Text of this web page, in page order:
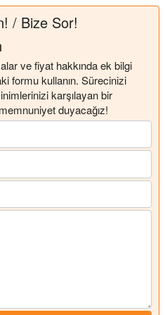
/ Bize Sor!
ve fiyat hakkında ek bilgi
formu kullanın. Sürecinizi
karşılayan bir
duyacağız!